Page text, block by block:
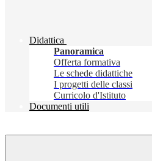
Didattica
Panoramica
Offerta formativa
Le schede didattiche
I progetti delle classi
Curricolo d'Istituto
Documenti utili